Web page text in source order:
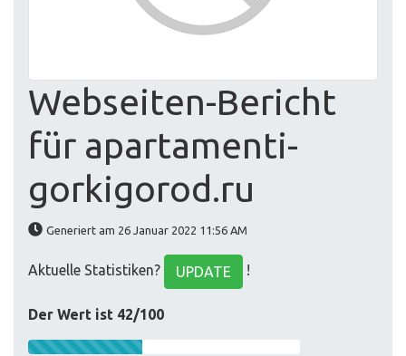
Webseiten-Bericht
für apartamenti-
gorkigorod.ru
Generiert am 26 Januar 2022 11:56 AM
Aktuelle Statistiken? UPDATE !
Der Wert ist 42/100